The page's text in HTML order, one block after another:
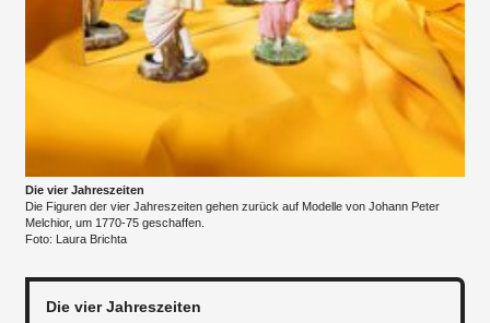
Die vier Jahreszeiten
Die Figuren der vier Jahreszeiten gehen zurück auf Modelle von Johann Peter
Melchior, um 1770-75 geschaffen.
Foto: Laura Brichta
Die vier Jahreszeiten